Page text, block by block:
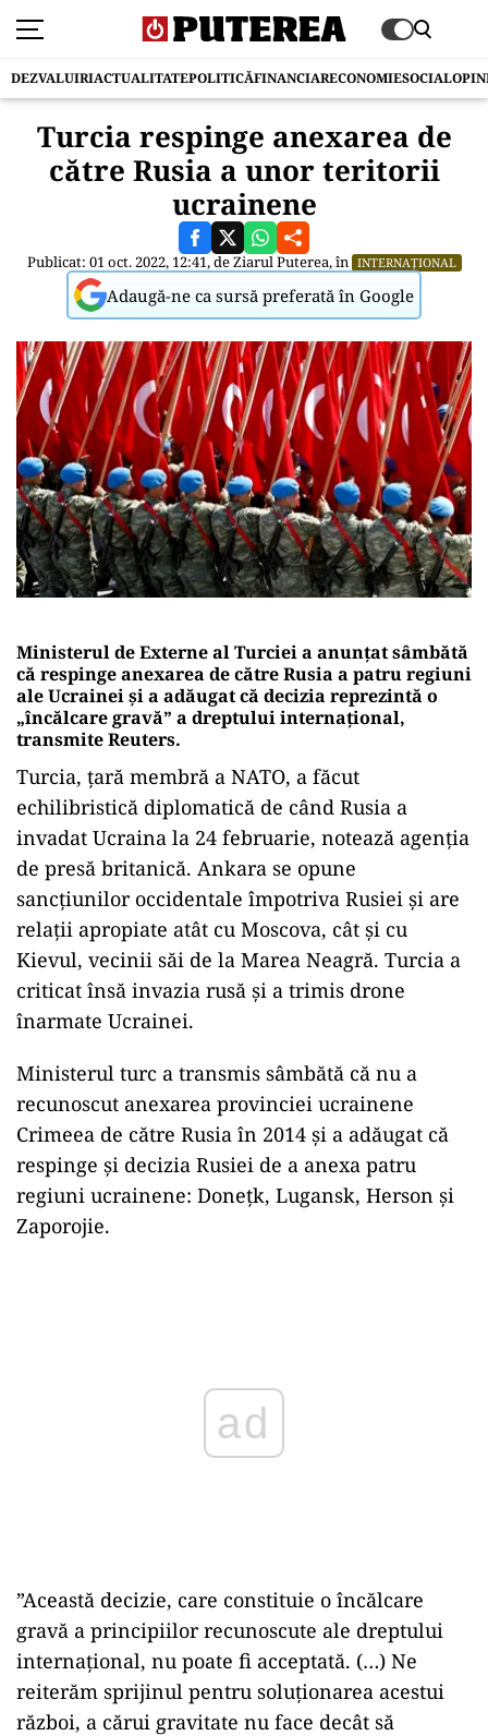
DEZVALUIRIACTUALITATEPOLITICĂFINANCIARECONOMIESOCIAL
Turcia respinge anexarea de
către Rusia a unor teritorii
ucrainene
Publicat: 01 oct. 2022, 12:41, deZiarul Puterea, în INTERNAȚIONAL
Adaugă-ne ca sursă preferată în Google
Ministerul de Externe al Turciei a anunţat sâmbătă
că respinge anexarea de către Rusia a patru regiuni
ale Ucrainei şi a adăugat că decizia reprezintă o
„încălcare gravă” a dreptului internaţional,
transmite Reuters.
Turcia, ţară membră a NATO, a făcut
echilibristică diplomatică de când Rusia a
invadat Ucraina la 24 februarie, notează agenţia
de presă britanică. Ankara se opune
sancţiunilor occidentale împotriva Rusiei şi are
relaţii apropiate atât cu Moscova, cât şi cu
Kievul, vecinii săi de la Marea Neagră. Turcia a
criticat însă invazia rusă şi a trimis drone
înarmate Ucrainei.
Ministerul turc a transmis sâmbătă că nu a
recunoscut anexarea provinciei ucrainene
Crimeea de către Rusia în 2014 şi a adăugat că
respinge şi decizia Rusiei de a anexa patru
regiuni ucrainene: Doneţk, Lugansk, Herson şi
Zaporojie.
”Această decizie, care constituie o încălcare
gravă a principiilor recunoscute ale dreptului
internaţional, nu poate fi acceptată. (…) Ne
reiterăm sprijinul pentru soluţionarea acestui
război, a cărui gravitate nu face decât să